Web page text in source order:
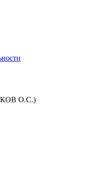
О.С.)